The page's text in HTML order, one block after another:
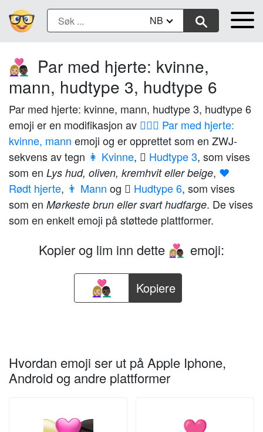
NB
👩🏼‍❤️‍👨🏿 Par med hjerte: kvinne,
mann, hudtype 3, hudtype 6
Par med hjerte: kvinne, mann, hudtype 3, hudtype 6
emoji er en modifikasjon av 👩‍❤️‍👨 Par med hjerte:
kvinne, mann emoji og er opprettet som en ZWJ-
sekvens av tegn 👩 Kvinne, 🏼 Hudtype 3, som vises
som en Lys hud, oliven, kremhvit eller beige, ❤️
Rødt hjerte, 👨 Mann og 🏿 Hudtype 6, som vises
som en Mørkeste brun eller svart hudfarge. De vises
som en enkelt emoji på støttede plattformer.
Kopier og lim inn dette 👩🏼‍❤️‍👨🏿 emoji:
Kopiere
Hvordan emoji ser ut på Apple Iphone,
Android og andre plattformer